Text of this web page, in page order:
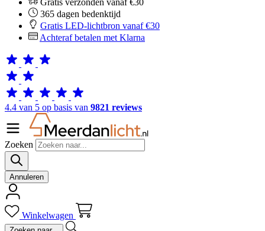
Gratis verzonden vanaf €30
365 dagen bedenktijd
Gratis LED-lichtbron vanaf €30
Achteraf betalen met Klarna
4.4 van 5 op basis van 9821 reviews
Zoeken
Annuleren
Winkelwagen